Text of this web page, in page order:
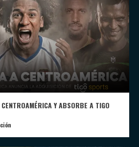
Y ABSORBE A TIGO